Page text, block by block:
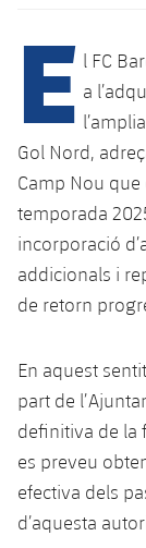
plusicon
més
Spotify
Palau
Estadi
Barça Cafe
Ciutat
La Masia
plusicon
més
Serveis
Serveis
plusicon
més
SUB12
SUB11 A
SUB11 B
SUB10 B
SUB9 A
SUB9 B
SUB8 B
SUB13 B
SUB12 C
SUB11 C
Història
Barça
Junior
Cadet B
Infantil
Mini
PLUSICON
MÉS
Primer
plusicon
més
Entrades
Fotos
Barça
plusicon
més
Fotos
Base
plusicon
més
Cadet A
Cadet B
Infantil
Primer
plusicon
més
Actualitat
Barça
plusicon
més
Actualitat
Base
plusicon
més
E l FC
a
Gol Nord,
Camp Nou
temporada
incorporació
addicionals i
de retorn
En aquest
part de
definitiva de la
es preveu
efectiva dels
d’aquesta